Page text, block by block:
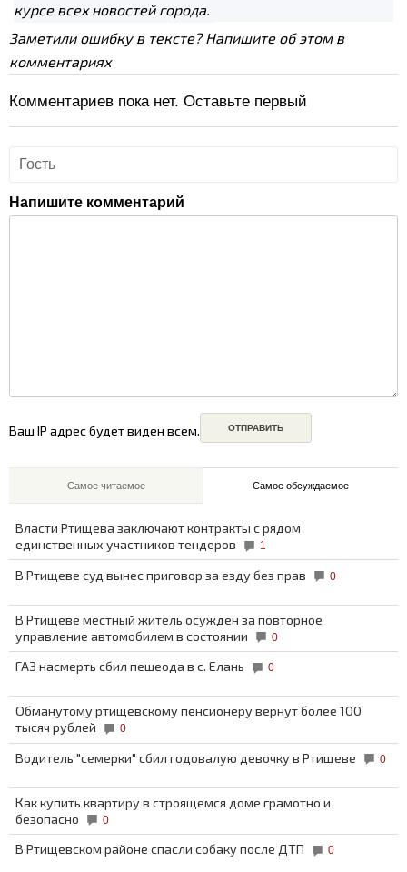
курсе всех новостей города.
Заметили ошибку в тексте? Напишите об этом в
комментариях
Комментариев пока нет. Оставьте первый
Напишите комментарий
Ваш IP адрес будет виден всем.
Самое читаемое Самое обсуждаемое
Власти Ртищева заключают контракты с рядом
единственных участников тендеров
1
В Ртищеве суд вынес приговор за езду без прав 0
В Ртищеве местный житель осужден за повторное
управление автомобилем в состоянии
0
ГАЗ насмерть сбил пешеода в с. Елань 0
Обманутому ртищевскому пенсионеру вернут более 100
тысяч рублей
0
Водитель "семерки" сбил годовалую девочку в Ртищеве 0
Как купить квартиру в строящемся доме грамотно и
безопасно
0
В Ртищевском районе спасли собаку после ДТП 0